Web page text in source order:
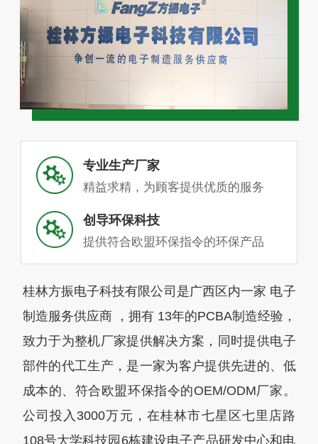
专业生产厂家
精益求精，为顾客提供优质的服务
创导环保科技
提供符合欧盟环保指令的环保产品
桂林方振电子科技有限公司是广西区内一家 电子
制造服务供应商 ，拥有 13年的PCBA制造经验，
致力于为整机厂家提供解决方案，同时提供电子
部件的代工生产，是一家为客户提供先进的、低
成本的、符合欧盟环保指令的OEM/ODM厂家。
公司投入3000万元，在桂林市七星区七里店路
108号大学科技园6栋建设电子产品研发中心和电